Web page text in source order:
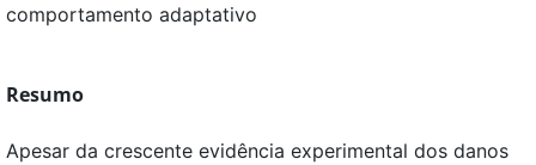
comportamento adaptativo
Resumo
Apesar da crescente evidência experimental dos danos